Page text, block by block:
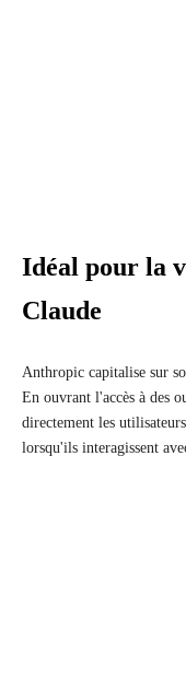
Idéal pour la
Claude
Anthropic capitalise sur
En ouvrant l'accès à des
directement les
lorsqu'ils interagissent